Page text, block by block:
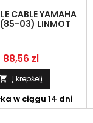
CABLE YAMAHA
03) LINMOT
Kaina
88,56 zl
Į krepšelį
w ciągu 14 dni